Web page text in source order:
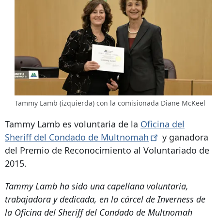
Tammy Lamb (izquierda) con la comisionada Diane McKeel
Tammy Lamb es voluntaria de la Oficina del
Sheriff del Condado de Multnomah
y ganadora
del Premio de Reconocimiento al Voluntariado de
2015.
Tammy Lamb ha sido una capellana voluntaria,
trabajadora y dedicada, en la cárcel de Inverness de
la Oficina del Sheriff del Condado de Multnomah